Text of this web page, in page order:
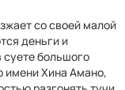
со своей малой
деньги и
большого
имени Хина Амано,